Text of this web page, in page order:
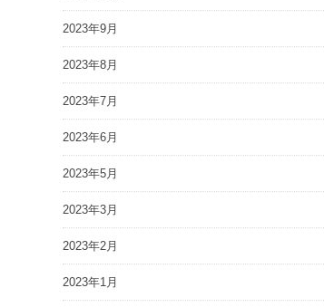
2023年9月
2023年8月
2023年7月
2023年6月
2023年5月
2023年3月
2023年2月
2023年1月